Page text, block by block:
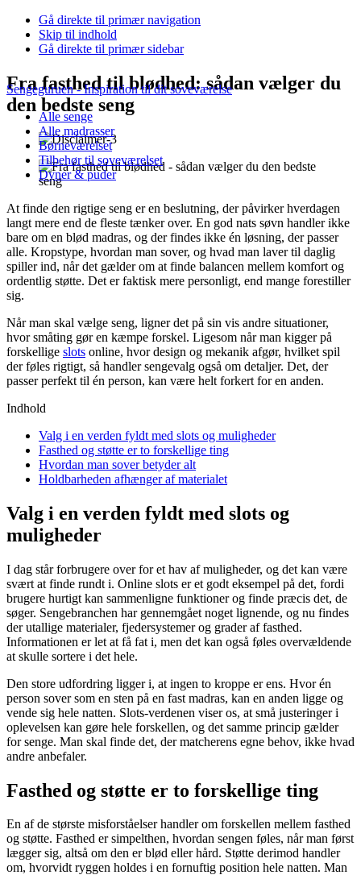
Gå direkte til primær navigation
Skip til indhold
Gå direkte til primær sidebar
Sengeguruen - Inspiration til dit soveværelse
Alle senge
Alle madrasser
Børneværelset
Tilbehør til soveværelset
Dyner & puder
Fra fasthed til blødhed: sådan vælger du
den bedste seng
At finde den rigtige seng er en beslutning, der påvirker hverdagen
langt mere end de fleste tænker over. En god nats søvn handler ikke
bare om en blød madras, og der findes ikke én løsning, der passer
alle. Kropstype, hvordan man sover, og hvad man laver til daglig
spiller ind, når det gælder om at finde balancen mellem komfort og
ordentlig støtte. Det er faktisk mere personligt, end mange forestiller
sig.
Når man skal vælge seng, ligner det på sin vis andre situationer,
hvor småting gør en kæmpe forskel. Ligesom når man kigger på
forskellige slots online, hvor design og mekanik afgør, hvilket spil
der føles rigtigt, så handler sengevalg også om detaljer. Det, der
passer perfekt til én person, kan være helt forkert for en anden.
Indhold
Valg i en verden fyldt med slots og muligheder
Fasthed og støtte er to forskellige ting
Hvordan man sover betyder alt
Holdbarheden afhænger af materialet
Valg i en verden fyldt med slots og
muligheder
I dag står forbrugere over for et hav af muligheder, og det kan være
svært at finde rundt i. Online slots er et godt eksempel på det, fordi
brugere hurtigt kan sammenligne funktioner og finde præcis det, de
søger. Sengebranchen har gennemgået noget lignende, og nu findes
der utallige materialer, fjedersystemer og grader af fasthed.
Informationen er let at få fat i, men det kan også føles overvældende
at skulle sortere i det hele.
Den store udfordring ligger i, at ingen to kroppe er ens. Hvor én
person sover som en sten på en fast madras, kan en anden ligge og
vende sig hele natten. Slots-verdenen viser os, at små justeringer i
oplevelsen kan gøre hele forskellen, og det samme princip gælder
for senge. Man skal finde det, der matcherens egne behov, ikke hvad
andre anbefaler.
Fasthed og støtte er to forskellige ting
En af de største misforståelser handler om forskellen mellem fasthed
og støtte. Fasthed er simpelthen, hvordan sengen føles, når man først
lægger sig, altså om den er blød eller hård. Støtte derimod handler
om, hvorvidt ryggen holdes i en fornuftig position hele natten. Man